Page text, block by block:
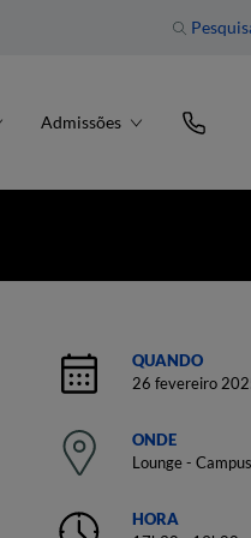
Admissões
QUANDO
26 fevereiro
ONDE
Lounge -
HORA